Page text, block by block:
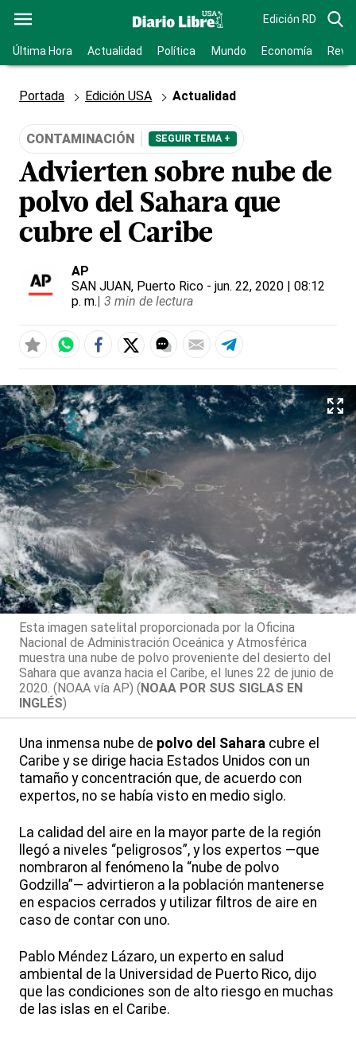
Edición RD
Última Hora Actualidad Política Mundo Economía
Portada Edición USA Actualidad
CONTAMINACIÓN SEGUIR TEMA +
Advierten sobre nube de
polvo del Sahara que
cubre el Caribe
AP
SAN JUAN, Puerto Rico - jun. 22, 2020 | 08:12
p. m.| 3 min de lectura
Esta imagen satelital proporcionada por la Oficina
Nacional de Administración Oceánica y Atmosférica
muestra una nube de polvo proveniente del desierto del
Sahara que avanza hacia el Caribe, el lunes 22 de junio de
2020. (NOAA vía AP) (NOAA POR SUS SIGLAS EN
INGLÉS)
Una inmensa nube de polvo del Sahara cubre el
Caribe y se dirige hacia Estados Unidos con un
tamaño y concentración que, de acuerdo con
expertos, no se había visto en medio siglo.
La calidad del aire en la mayor parte de la región
llegó a niveles “peligrosos”, y los expertos —que
nombraron al fenómeno la “nube de polvo
Godzilla”— advirtieron a la población mantenerse
en espacios cerrados y utilizar filtros de aire en
caso de contar con uno.
Pablo Méndez Lázaro, un experto en salud
ambiental de la Universidad de Puerto Rico, dijo
que las condiciones son de alto riesgo en muchas
de las islas en el Caribe.